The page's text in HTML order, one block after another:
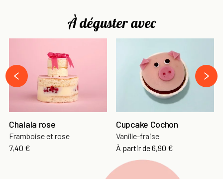
À déguster avec
Chalala rose
Framboise et rose
7,40 €
Cupcake Cochon
Vanille-fraise
À partir de6,90 €
‹
›